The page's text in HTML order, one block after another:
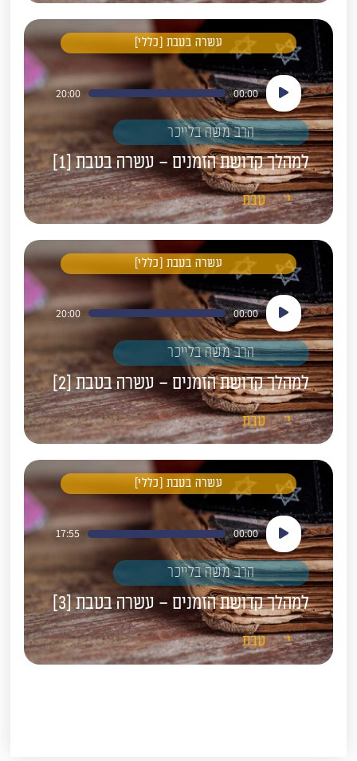
עשרה בטבת [כללי]
נגן
אודיו
00:00
20:00
הרב משה בלייכר
למהלך קדושת הזמנים – עשרה בטבת [1]
י' טבת
עשרה בטבת [כללי]
נגן
אודיו
00:00
20:00
הרב משה בלייכר
למהלך קדושת הזמנים – עשרה בטבת [2]
י' טבת
עשרה בטבת [כללי]
נגן
אודיו
00:00
17:55
הרב משה בלייכר
למהלך קדושת הזמנים – עשרה בטבת [3]
י' טבת